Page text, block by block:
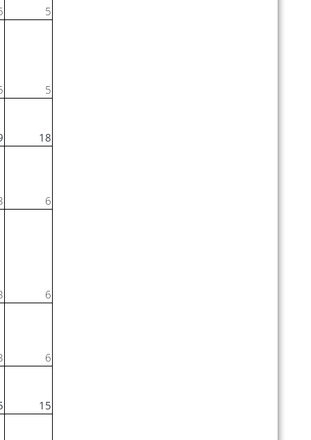
5
5
18
6
6
6
15